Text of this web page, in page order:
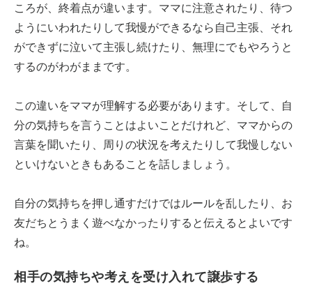
ころが、終着点が違います。ママに注意されたり、待つ
ようにいわれたりして我慢ができるなら自己主張、それ
ができずに泣いて主張し続けたり、無理にでもやろうと
するのがわがままです。
この違いをママが理解する必要があります。そして、自
分の気持ちを言うことはよいことだけれど、ママからの
言葉を聞いたり、周りの状況を考えたりして我慢しない
といけないときもあることを話しましょう。
自分の気持ちを押し通すだけではルールを乱したり、お
友だちとうまく遊べなかったりすると伝えるとよいです
ね。
相手の気持ちや考えを受け入れて譲歩する